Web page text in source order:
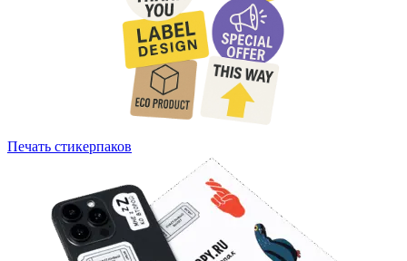
Печать стикерпаков